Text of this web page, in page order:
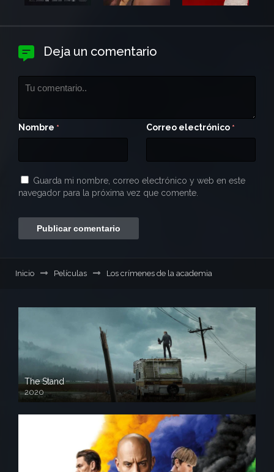
Deja un comentario
Nombre * Correo electrónico *
Guarda mi nombre, correo electrónico y web en este
navegador para la próxima vez que comente.
Inicio Películas Los crímenes de la academia
The Stand
2020